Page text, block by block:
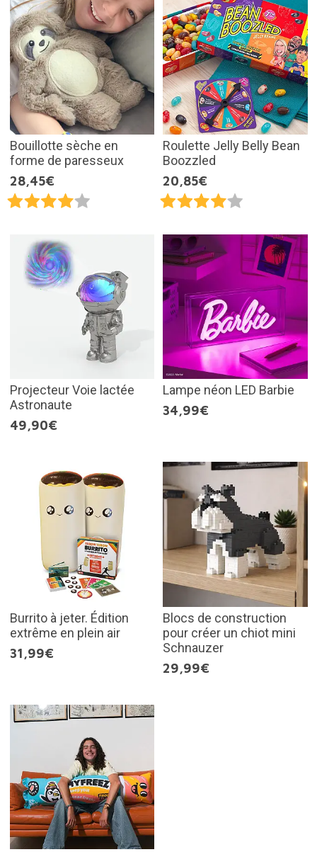
Bouillotte sèche en
forme de paresseux
28,45€
Roulette Jelly Belly Bean
Boozzled
20,85€
Projecteur Voie lactée
Astronaute
49,90€
Lampe néon LED Barbie
34,99€
Burrito à jeter. Édition
extrême en plein air
31,99€
Blocs de construction
pour créer un chiot mini
Schnauzer
29,99€